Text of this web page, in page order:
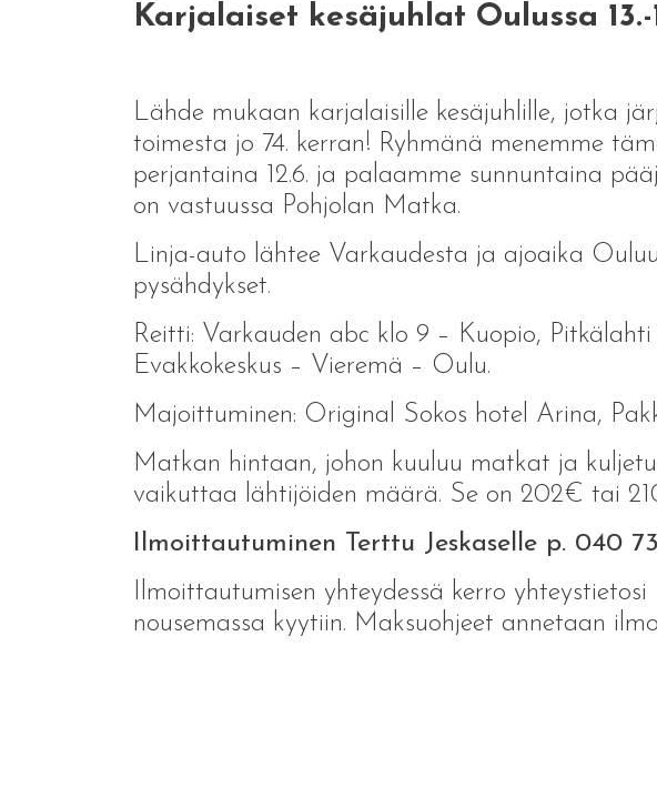
Karjalaiset kesäjuhlat Oulussa 13.-
Lähde mukaan karjalaisille kesäjuhlille, jotka
toimesta jo 74. kerran! Ryhmänä menemme
perjantaina 12.6. ja palaamme sunnuntaina
on vastuussa Pohjolan Matka.
Linja-auto lähtee Varkaudesta ja ajoaika
pysähdykset.
Reitti: Varkauden abc klo 9 – Kuopio,
Evakkokeskus – Vieremä – Oulu.
Majoittuminen: Original Sokos hotel Arina,
Matkan hintaan, johon kuuluu matkat ja
vaikuttaa lähtijöiden määrä. Se on 202€ tai
Ilmoittautuminen Terttu Jeskaselle p. 040
Ilmoittautumisen yhteydessä kerro
nousemassa kyytiin. Maksuohjeet annetaan